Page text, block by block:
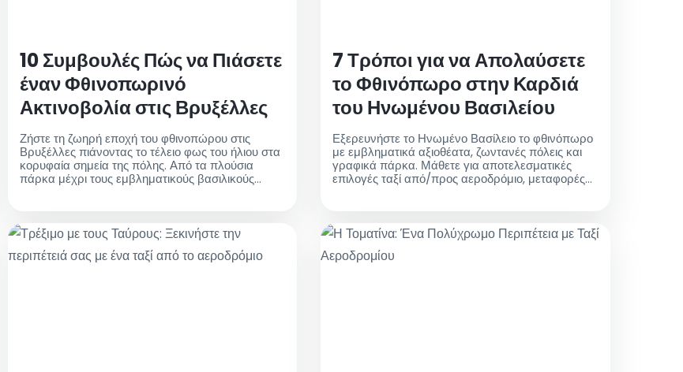
10 Συμβουλές Πώς να Πιάσετε
έναν Φθινοπωρινό
Ακτινοβολία στις Βρυξέλλες
Ζήστε τη ζωηρή εποχή του φθινοπώρου στις
Βρυξέλλες πιάνοντας το τέλειο φως του ήλιου στα
κορυφαία σημεία της πόλης. Από τα πλούσια
πάρκα μέχρι τους εμβληματικούς βασιλικούς
εξασφαλίζοντας ότι η εκδρομή σας θα είναι άνετη
και χωρίς άγχος. Ανακαλύψτε πώς μπορείτε να
εκμεταλλευτείτε στο έπακρο τις Βρυξέλλες το
7 Τρόποι για να Απολαύσετε
το Φθινόπωρο στην Καρδιά
του Ηνωμένου Βασιλείου
Εξερευνήστε το Ηνωμένο Βασίλειο το φθινόπωρο
με εμβληματικά αξιοθέατα, ζωντανές πόλεις και
γραφικά πάρκα. Μάθετε για αποτελεσματικές
επιλογές ταξί από/προς αεροδρόμιο, μεταφορές